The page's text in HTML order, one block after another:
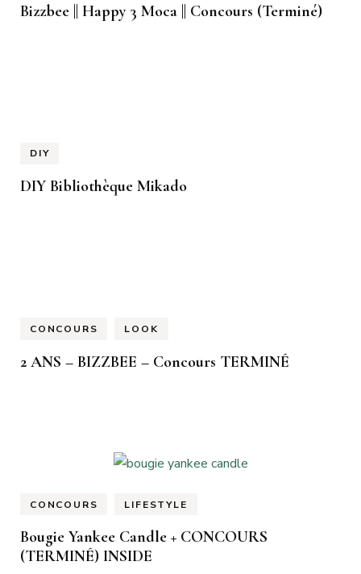
Bizzbee || Happy 3 Moca || Concours (Terminé)
DIY
DIY Bibliothèque Mikado
CONCOURS LOOK
2 ANS – BIZZBEE – Concours TERMINÉ
CONCOURS LIFESTYLE
Bougie Yankee Candle + CONCOURS
(TERMINÉ) INSIDE